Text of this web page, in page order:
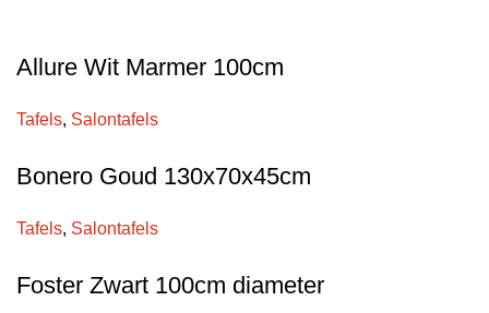
Allure Wit Marmer 100cm
Tafels, Salontafels
Bonero Goud 130x70x45cm
Tafels, Salontafels
Foster Zwart 100cm diameter